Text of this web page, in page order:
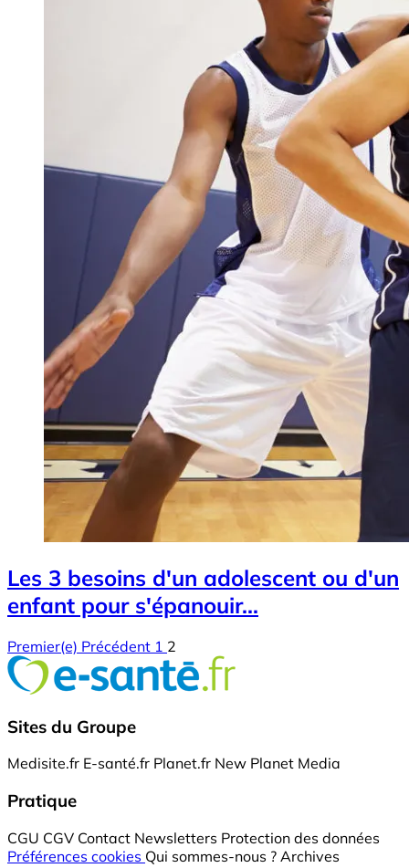
Les 3 besoins d'un adolescent ou d'un
enfant pour s'épanouir...
Premier(e) Précédent 1 2
Sites du Groupe
Medisite.fr E-santé.fr Planet.fr New Planet Media
Pratique
CGU CGV Contact Newsletters Protection des données
Préférences cookies Qui sommes-nous ? Archives